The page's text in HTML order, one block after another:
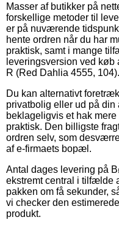
Masser af butikker på
forskellige metoder til
er på nuværende
hente ordren når du har
praktisk, samt i mange
leveringsversion ved
R (Red Dahlia 4555, 104).
Du kan alternativt
privatbolig eller ud på
beklageligvis et hak
praktisk. Den billigste
ordren selv, som
af e-firmaets bopæl.
Antal dages levering på
ekstremt central i tilfælde
pakken om få sekunder,
vi checker den
produkt.